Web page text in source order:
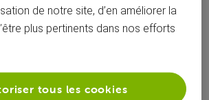
de notre site, d’en améliorer la
plus pertinents dans nos efforts
tous les cookies